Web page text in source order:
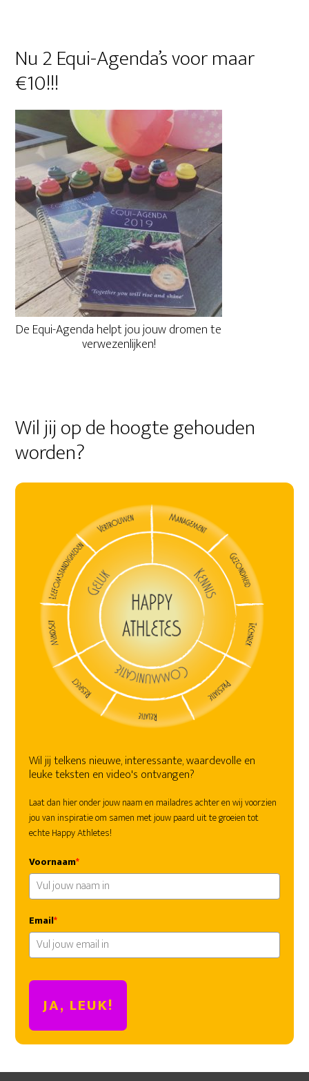
Primaire
Sidebar
Nu 2 Equi-Agenda’s voor maar
€10!!!
De Equi-Agenda helpt jou jouw dromen te
verwezenlijken!
Wil jij op de hoogte gehouden
worden?
Wil jij telkens nieuwe, interessante, waardevolle en
leuke teksten en video's ontvangen?
Laat dan hier onder jouw naam en mailadres achter en wij voorzien
jou van inspiratie om samen met jouw paard uit te groeien tot
echte Happy Athletes!
Voornaam*
Email*
JA, LEUK!